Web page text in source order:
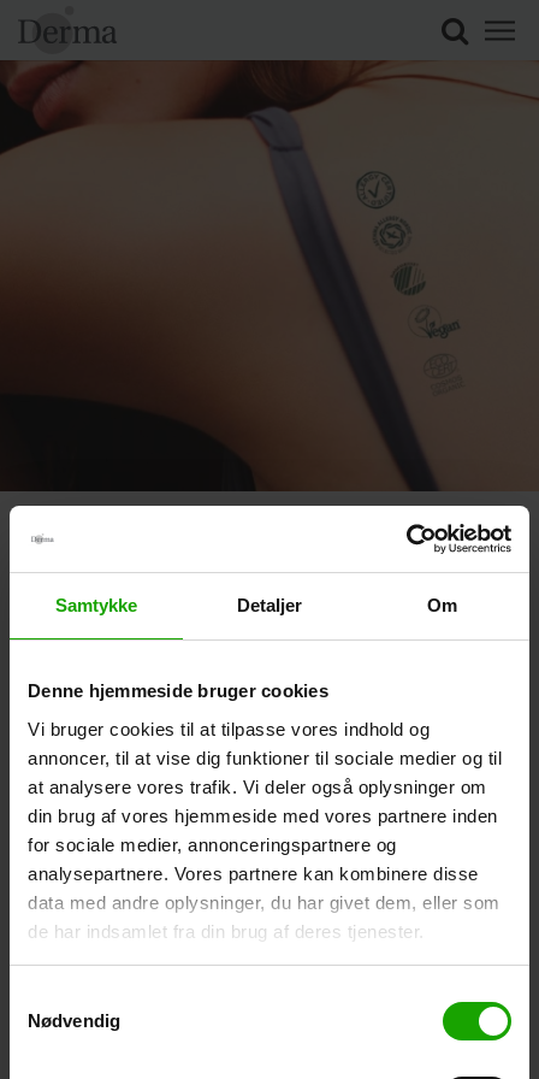
Samtykke Detaljer Om
Denne hjemmeside bruger cookies
Vi bruger cookies til at tilpasse vores indhold og
annoncer, til at vise dig funktioner til sociale medier og til
at analysere vores trafik. Vi deler også oplysninger om
din brug af vores hjemmeside med vores partnere inden
for sociale medier, annonceringspartnere og
analysepartnere. Vores partnere kan kombinere disse
data med andre oplysninger, du har givet dem, eller som
de har indsamlet fra din brug af deres tjenester.
Nødvendig
Hvordan får jeg kontaktallergi?
For at udvikle kontaktallergi skal du gentagne gange have
konserveringsmidler eller UV-filtre i solcreme.
Alle kan få allergi
Hvor mange gange din hud skal udsættes for et allergen,
før du udvikler allergi, er helt individuelt, men det kræver
mindst to gange, før der kommer en reaktion i huden.
Reaktionen kommer ikke med det samme – det kan ske
efter et par timer og op til to døgn efter kontakt. Det
betyder, at det kan være en stor udfordring at finde ud af,
tilbagevendende problemer med udslæt, er det en god idé
at gå til lægen og blive ordentlig udredt.